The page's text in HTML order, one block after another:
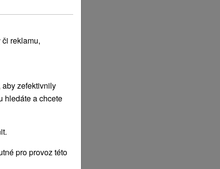
reklamu,
zefektivnily
hledáte a chcete
pro provoz této